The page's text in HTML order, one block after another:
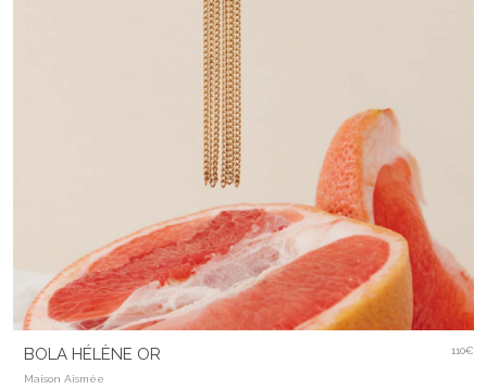
BOLA HÉLÈNE OR
Maison Aismée
110€